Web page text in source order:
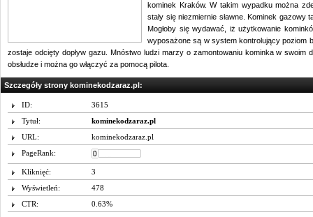
kominek Kraków. W takim wypadku można
stały się niezmiernie sławne. Kominek
Mogłoby się wydawać, iż użytkowanie
wyposażone są w system kontrolujący poziom
zostaje odcięty dopływ gazu. Mnóstwo ludzi marzy o zamontowaniu kominka w
obsłudze i można go włączyć za pomocą pilota.
Szczegóły strony kominekodzaraz.pl:
ID:
3615
Tytuł:
kominekodzaraz.pl
URL:
kominekodzaraz.pl
PageRank:
Kliknięć:
3
Wyświetleń:
478
CTR:
0.63%